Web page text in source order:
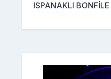
ISPANAKLI BONFİLE